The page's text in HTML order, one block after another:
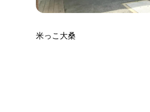
米っこ大桑